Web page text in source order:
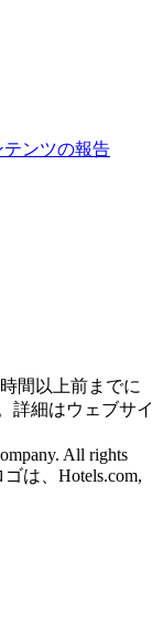
ンツの報告
間以上前までに
詳細はウェブサイ
All rights
ゴは、Hotels.com,